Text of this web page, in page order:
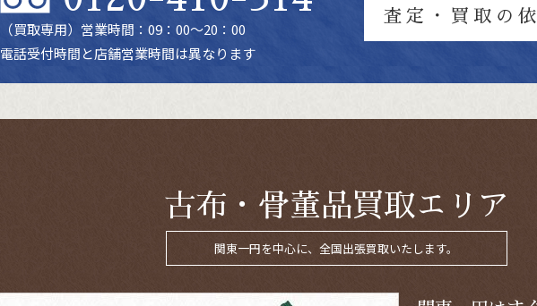
（買取専用） 営業時間：09：00～20：00
電話受付時間と店舗営業時間は異なります
査定・買取の
古布・骨董品買取エリア
関東一円を中心に、全国出張買取いたします。